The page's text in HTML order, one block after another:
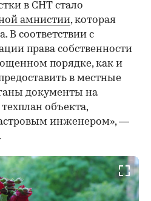
в СНТ стало
амнистии, которая
В соответствии с
права собственности
порядке, как и
в местные
документы на
объекта,
инженером», —